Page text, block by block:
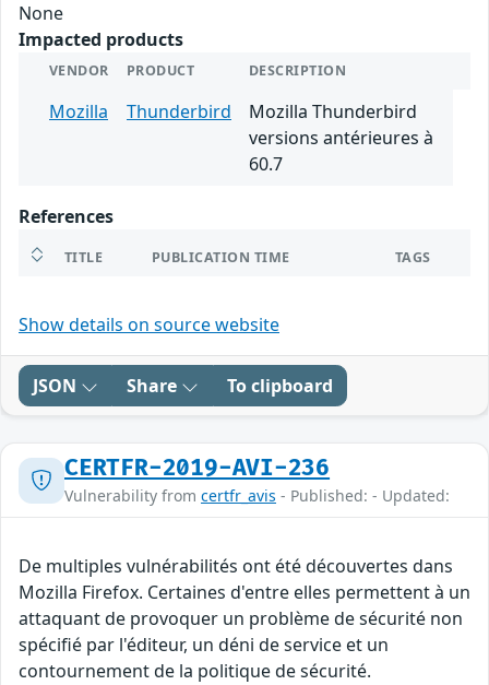
None
Impacted products
VENDOR PRODUCT DESCRIPTION
Mozilla Thunderbird
Mozilla Thunderbird
versions antérieures à
60.7
References
TITLE PUBLICATION TIME TAGS
Show details on source website
JSON Share To clipboard
CERTFR-2019-AVI-236
Vulnerability from certfr_avis - Published: - Updated:
De multiples vulnérabilités ont été découvertes dans
Mozilla Firefox. Certaines d'entre elles permettent à un
attaquant de provoquer un problème de sécurité non
spécifié par l'éditeur, un déni de service et un
contournement de la politique de sécurité.